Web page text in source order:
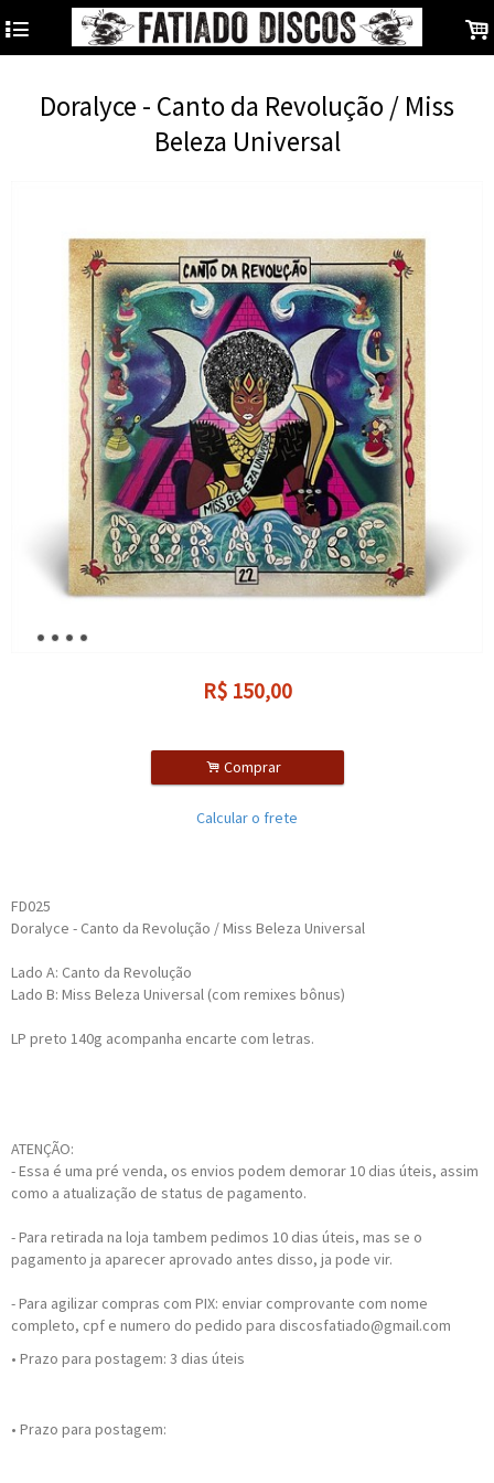
4 .
Doralyce - Canto da Revolução / Miss
Beleza Universal
R$ 150,00
. Comprar
Calcular o frete
FD025
Doralyce - Canto da Revolução / Miss Beleza Universal
Lado A: Canto da Revolução
Lado B: Miss Beleza Universal (com remixes bônus)
LP preto 140g acompanha encarte com letras.
ATENÇÃO:
- Essa é uma pré venda, os envios podem demorar 10 dias úteis, assim
como a atualização de status de pagamento.
- Para retirada na loja tambem pedimos 10 dias úteis, mas se o
pagamento ja aparecer aprovado antes disso, ja pode vir.
- Para agilizar compras com PIX: enviar comprovante com nome
completo, cpf e numero do pedido para discosfatiado@gmail.com
• Prazo para postagem: 3 dias úteis
• Prazo para postagem: